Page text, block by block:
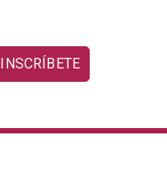
INSCRÍBETE